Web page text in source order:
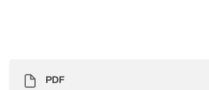
PDF